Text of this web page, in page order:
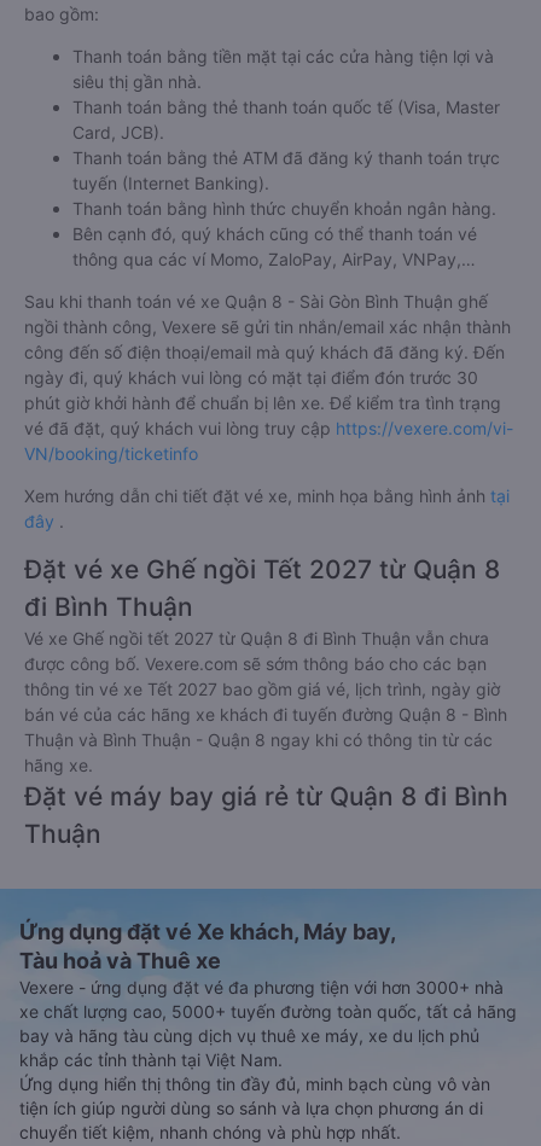
bao gồm:
Thanh toán bằng tiền mặt tại các cửa hàng tiện lợi và
siêu thị gần nhà.
Thanh toán bằng thẻ thanh toán quốc tế (Visa, Master
Card, JCB).
Thanh toán bằng thẻ ATM đã đăng ký thanh toán trực
tuyến (Internet Banking).
Thanh toán bằng hình thức chuyển khoản ngân hàng.
Bên cạnh đó, quý khách cũng có thể thanh toán vé
thông qua các ví Momo, ZaloPay, AirPay, VNPay,…
Sau khi thanh toán vé xe Quận 8 - Sài Gòn Bình Thuận ghế
ngồi thành công, Vexere sẽ gửi tin nhắn/email xác nhận thành
công đến số điện thoại/email mà quý khách đã đăng ký. Đến
ngày đi, quý khách vui lòng có mặt tại điểm đón trước 30
phút giờ khởi hành để chuẩn bị lên xe. Để kiểm tra tình trạng
vé đã đặt, quý khách vui lòng truy cập https://vexere.com/vi-
VN/booking/ticketinfo
Xem hướng dẫn chi tiết đặt vé xe, minh họa bằng hình ảnh tại
đây .
Đặt vé xe Ghế ngồi Tết 2027 từ Quận 8
đi Bình Thuận
Vé xe Ghế ngồi tết 2027 từ Quận 8 đi Bình Thuận vẫn chưa
được công bố. Vexere.com sẽ sớm thông báo cho các bạn
thông tin vé xe Tết 2027 bao gồm giá vé, lịch trình, ngày giờ
bán vé của các hãng xe khách đi tuyến đường Quận 8 - Bình
Thuận và Bình Thuận - Quận 8 ngay khi có thông tin từ các
hãng xe.
Đặt vé máy bay giá rẻ từ Quận 8 đi Bình
Thuận
Ứng dụng đặt vé Xe khách, Máy bay,
Tàu hoả và Thuê xe
Vexere - ứng dụng đặt vé đa phương tiện với hơn 3000+ nhà
xe chất lượng cao, 5000+ tuyến đường toàn quốc, tất cả hãng
bay và hãng tàu cùng dịch vụ thuê xe máy, xe du lịch phủ
khắp các tỉnh thành tại Việt Nam.
Ứng dụng hiển thị thông tin đầy đủ, minh bạch cùng vô vàn
tiện ích giúp người dùng so sánh và lựa chọn phương án di
chuyển tiết kiệm, nhanh chóng và phù hợp nhất.